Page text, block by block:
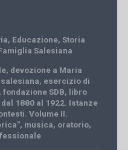
, Educazione, Storia
Salesiana
, devozione a Maria
, esercizio di
fondazione SDB, libro
1880 al 1922. Istanze
Volume II.
, musica, oratorio,